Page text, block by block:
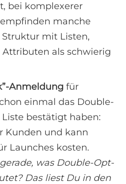
bei komplexerer
manche
mit Listen,
als schwierig
Anmeldung für
einmal das Double-
bestätigt haben:
Kunden und kann
Launches kosten.
was Double-Opt-
Das liest Du in den